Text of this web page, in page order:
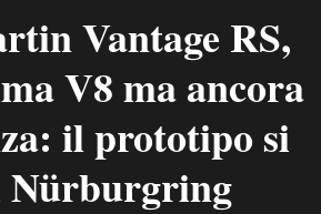
Vantage RS,
V8 ma ancora
il prototipo si
Nürburgring